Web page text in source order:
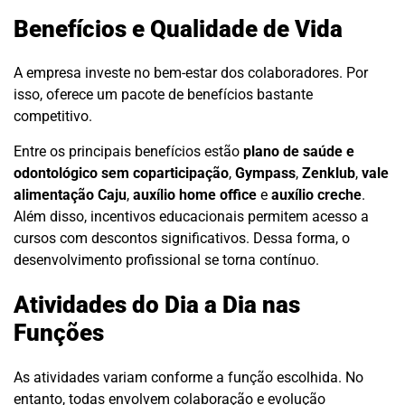
Benefícios e Qualidade de Vida
A empresa investe no bem-estar dos colaboradores. Por
isso, oferece um pacote de benefícios bastante
competitivo.
Entre os principais benefícios estão plano de saúde e
odontológico sem coparticipação, Gympass, Zenklub, vale
alimentação Caju, auxílio home office e auxílio creche.
Além disso, incentivos educacionais permitem acesso a
cursos com descontos significativos. Dessa forma, o
desenvolvimento profissional se torna contínuo.
Atividades do Dia a Dia nas
Funções
As atividades variam conforme a função escolhida. No
entanto, todas envolvem colaboração e evolução